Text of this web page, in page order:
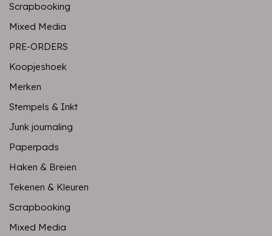
Scrapbooking
Mixed Media
PRE-ORDERS
Koopjeshoek
Merken
Stempels & Inkt
Junk journaling
Paperpads
Haken & Breien
Tekenen & Kleuren
Scrapbooking
Mixed Media